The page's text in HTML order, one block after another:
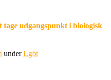
udgangspunkt i biologisk
underLgbt